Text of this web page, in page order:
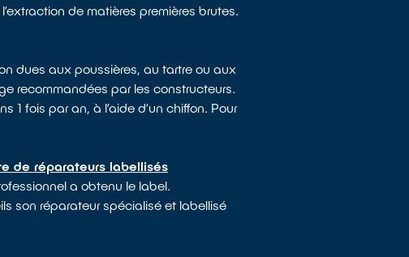
de matières premières brutes.
dues aux poussières, au tartre ou aux
recommandées par les constructeurs.
1 fois par an, à l’aide d’un chiffon. Pour
de réparateurs labellisés
a obtenu le label.
son réparateur spécialisé et labellisé